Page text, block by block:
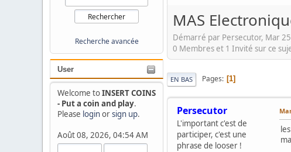
Recherche avancée
User
Welcome toINSERT COINS
- Put a coin and play.
Please loginorsign up.
Août 08, 2026, 04:54 AM
MAS
Démarré par Persecutor, Mar
0 Membres et 1 Invité sur ce
EN BAS Pages 1
Persecutor
L'important c'est de
participer, c'est une
phrase de looser !